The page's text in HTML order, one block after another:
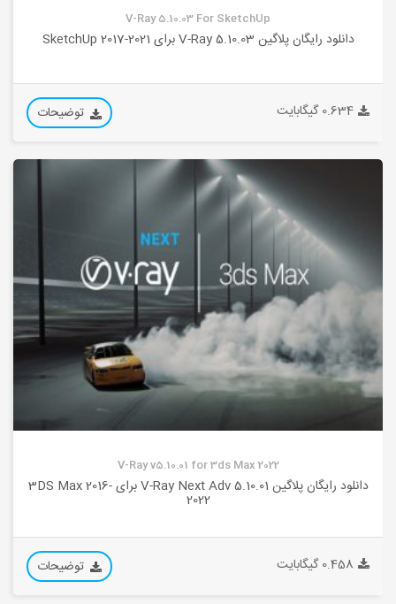
V-Ray 5.10.03 For SketchUp
دانلود رایگان پلاگین V-Ray 5.10.03 برای SketchUp 2017-2021
0.634 گیگابایت توضیحات
V-Ray v5.10.01 for 3ds Max 2022
دانلود رایگان پلاگین V-Ray Next Adv 5.10.01 برای 3DS Max 2016-
2022
0.458 گیگابایت توضیحات